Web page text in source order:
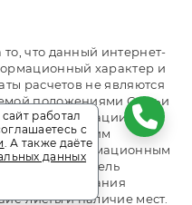
что данный интернет-
характер и
расчетов не являются
положениями Статьи
Федерации. За
к нашим
информационным
Broni.travel. Отель
бронирования
листы и наличие мест.
работал
с
. А также даёте
данных